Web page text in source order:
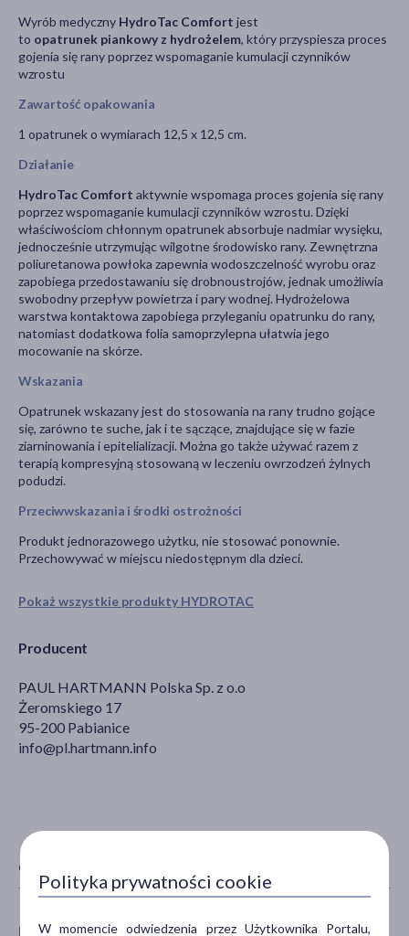
Pokaż wszystkie produkty HYDROTAC
Producent
PAUL HARTMANN Polska Sp. z o.o
Żeromskiego 17
95-200 Pabianice
info@pl.hartmann.info
Wyrób medyczny HydroTac Comfort jest
to opatrunek piankowy z hydrożelem, który przyspiesza proces
gojenia się rany poprzez wspomaganie kumulacji czynników
wzrostu
Zawartość opakowania
1 opatrunek o wymiarach 12,5 x 12,5 cm.
Działanie
HydroTac Comfort aktywnie wspomaga proces gojenia się rany
poprzez wspomaganie kumulacji czynników wzrostu. Dzięki
właściwościom chłonnym opatrunek absorbuje nadmiar wysięku,
jednocześnie utrzymując wilgotne środowisko rany. Zewnętrzna
poliuretanowa powłoka zapewnia wodoszczelność wyrobu oraz
zapobiega przedostawaniu się drobnoustrojów, jednak umożliwia
swobodny przepływ powietrza i pary wodnej. Hydrożelowa
warstwa kontaktowa zapobiega przyleganiu opatrunku do rany,
natomiast dodatkowa folia samoprzylepna ułatwia jego
mocowanie na skórze.
Wskazania
Opatrunek wskazany jest do stosowania na rany trudno gojące
się, zarówno te suche, jak i te sączące, znajdujące się w fazie
ziarninowania i epitelializacji. Można go także używać razem z
terapią kompresyjną stosowaną w leczeniu owrzodzeń żylnych
podudzi.
Przeciwwskazania i środki ostrożności
Produkt jednorazowego użytku, nie stosować ponownie.
Przechowywać w miejscu niedostępnym dla dzieci.
CECHY PRODUKTU
PŁEĆ WIEK
Polityka prywatności cookie
W momencie odwiedzenia przez Użytkownika Portalu,